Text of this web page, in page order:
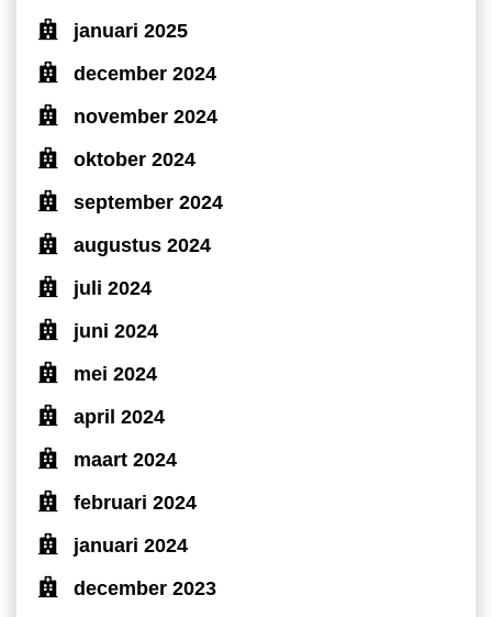
januari 2025
december 2024
november 2024
oktober 2024
september 2024
augustus 2024
juli 2024
juni 2024
mei 2024
april 2024
maart 2024
februari 2024
januari 2024
december 2023